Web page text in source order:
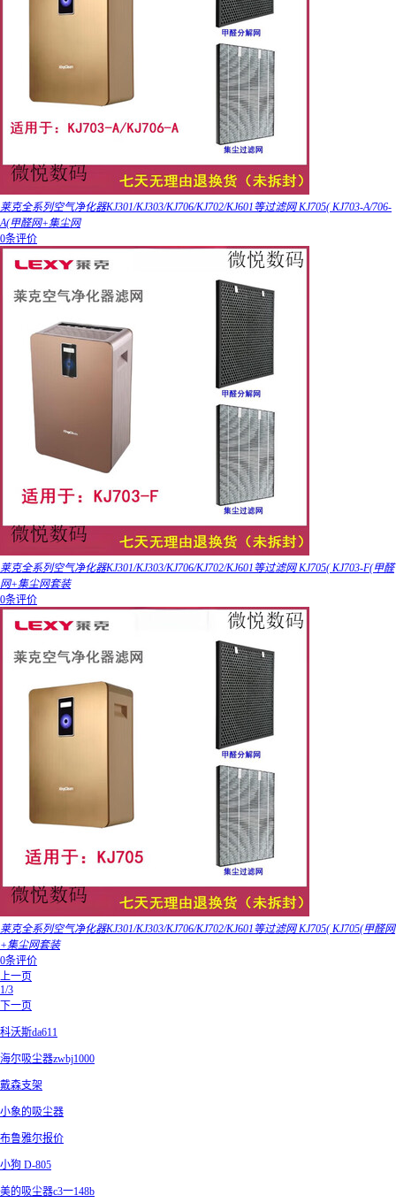
莱克全系列空气净化器KJ301/KJ303/KJ706/KJ702/KJ601等过滤网 KJ705( KJ703-A/706-
A(甲醛网+集尘网
0条评价
莱克全系列空气净化器KJ301/KJ303/KJ706/KJ702/KJ601等过滤网 KJ705( KJ703-F(甲醛
网+集尘网套装
0条评价
莱克全系列空气净化器KJ301/KJ303/KJ706/KJ702/KJ601等过滤网 KJ705( KJ705(甲醛网
+集尘网套装
0条评价
上一页
1/3
下一页
科沃斯da611
海尔吸尘器zwbj1000
戴森支架
小象的吸尘器
布鲁雅尔报价
小狗 D-805
美的吸尘器c3一148b